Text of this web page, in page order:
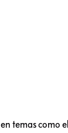
temas como